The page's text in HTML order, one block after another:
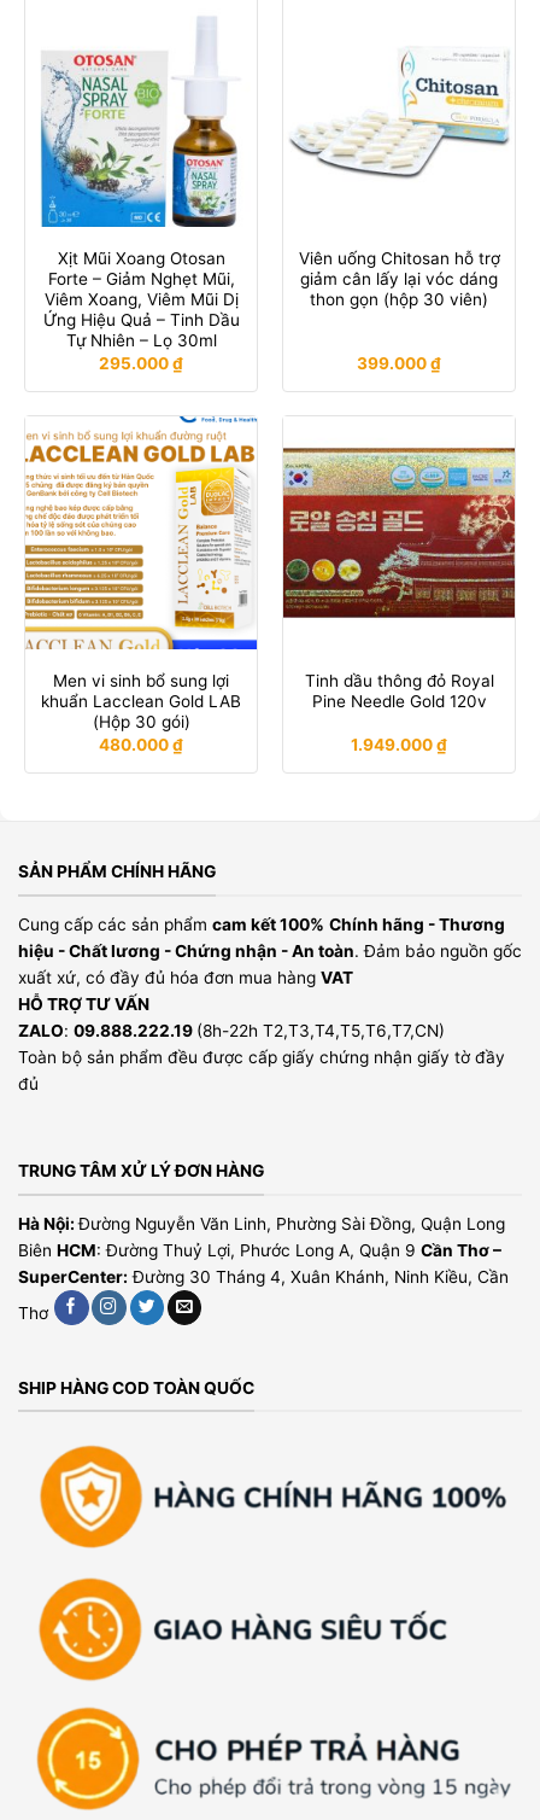
Xịt Mũi Xoang Otosan
Forte – Giảm Nghẹt Mũi,
Viêm Xoang, Viêm Mũi Dị
Ứng Hiệu Quả – Tinh Dầu
Tự Nhiên – Lọ 30ml
295.000₫
Viên uống Chitosan hỗ trợ
giảm cân lấy lại vóc dáng
thon gọn (hộp 30 viên)
399.000₫
Men vi sinh bổ sung lợi
khuẩn Lacclean Gold LAB
(Hộp 30 gói)
480.000₫
Tinh dầu thông đỏ Royal
Pine Needle Gold 120v
1.949.000₫
SẢN PHẨM CHÍNH HÃNG
Cung cấp các sản phẩm cam kết 100% Chính hãng - Thương
hiệu - Chất lương - Chứng nhận - An toàn. Đảm bảo nguồn gốc
xuất xứ, có đầy đủ hóa đơn mua hàng VAT
HỖ TRỢ TƯ VẤN
ZALO: 09.888.222.19 (8h-22h T2,T3,T4,T5,T6,T7,CN)
Toàn bộ sản phẩm đều được cấp giấy chứng nhận giấy tờ đầy
đủ
TRUNG TÂM XỬ LÝ ĐƠN HÀNG
Hà Nội:Đường Nguyễn Văn Linh, Phường Sài Đồng, Quận Long
Biên HCM: Đường Thuỷ Lợi, Phước Long A, Quận 9 Cần Thơ –
SuperCenter: Đường 30 Tháng 4, Xuân Khánh, Ninh Kiều, Cần
Thơ
SHIP HÀNG COD TOÀN QUỐC